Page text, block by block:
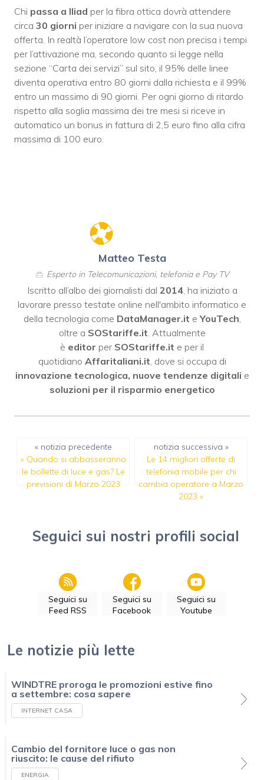
Chi passa a Iliad per la fibra ottica dovrà attendere
circa 30 giorni per iniziare a navigare con la sua nuova
offerta. In realtà l’operatore low cost non precisa i tempi
per l’attivazione ma, secondo quanto si legge nella
sezione “Carta dei servizi” sul sito, il 95% delle linee
diventa operativa entro 80 giorni dalla richiesta e il 99%
entro un massimo di 90 giorni. Per ogni giorno di ritardo
rispetto alla soglia massima dei tre mesi si riceve in
automatico un bonus in fattura di 2,5 euro fino alla cifra
massima di 100 euro.
Matteo Testa
Esperto in Telecomunicazioni, telefonia e Pay TV
Iscritto all’albo dei giornalisti dal 2014, ha iniziato a
lavorare presso testate online nell'ambito informatico e
della tecnologia come DataManager.it eYouTech,
oltre a SOStariffe.it. Attualmente
è editor per SOStariffe.it e per il
quotidiano Affaritaliani.it, dove si occupa di
innovazione tecnologica, nuove tendenze digitali e
soluzioni per il risparmio energetico
« notizia precedente
« Quando si abbasseranno
le bollette di luce e gas? Le
previsioni di Marzo 2023
notizia successiva »
Le 14 migliori offerte di
telefonia mobile per chi
cambia operatore a Marzo
2023 »
Seguici sui nostri profili social
Seguici su
Feed RSS
Seguici su
Facebook
Seguici su
Youtube
Le notizie più lette
WINDTRE proroga le promozioni estive fino
a settembre: cosa sapere
INTERNET CASA
Cambio del fornitore luce o gas non
riuscito: le cause del rifiuto
ENERGIA